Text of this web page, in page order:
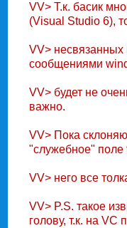
VV> Т.к. басик
(Visual Studio 6),
VV> несвязанных
сообщениями
VV> будет не
важно.
VV> Пока
"служебное" поле
VV> него все
VV> P.S. такое
голову, т.к. на VC